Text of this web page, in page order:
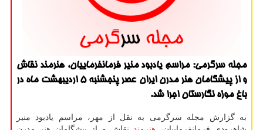
مجله سرگرمی: مراسم یادبود منیر فرمانفرماییان، هنرمند نقاش
و از پیشگامان هنر مدرن ایران عصر پنجشنبه ۵ اردیبهشت ماه در
باغ موزه نگارستان اجرا شد.
به گزارش مجله سرگرمی به نقل از مهر، مراسم یادبود منیر